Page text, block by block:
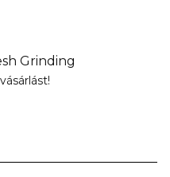
Grinding